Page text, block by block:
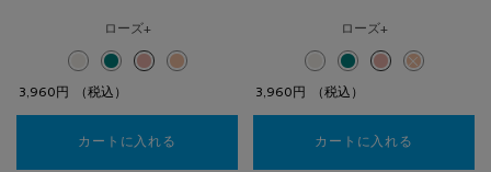
ローズ+
選択済み
ホワイト のカラー UVイデア XL プロテクショントーンアップ、1/4
選択済み
クリア のカラー UVイデア XL プロテクショントーンアップ、2/
選択済み
ローズ+ のカラー UVイデア XL プロテクショントーンア
選択済み
ティント のカラー UVイデア XL プロテクショント
3,960円 （税込）
カートに入れる UVイデア XL プロテクショントーンアップ
ローズ+
選択済み
ホワイト のカラー 【数量限
選択済み
クリア のカラー 【数
選択済み
ローズ+ のカラ
選択済み
商品バリエ
3,960円 （税込）
カートに入れる